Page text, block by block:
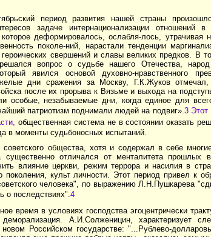
период развития нашей страны
задаче интернационализации
деформировалось, ослабля-лось, утрачивая
поколе-ний, нарастали тенденции
свершений и славы великих предков. В
вопрос о судьбе нашего Отечества,
явился основой духовно-нравственного
дни сражения за Москву, Г.К.Жуков
после их прорыва к Вязьме и выхода на
особые, незабываемые дни, когда единое для
патриотизм поднимали людей на подвиг».3 Этот
общественная система не в состоянии оказать
в моменты судьбоносных испытаний.
советского общества, хотя и содержал в себе
существенно отличался от менталитета прошлых
влияние церкви, режим террора и насилия в
поколения, культ личности. Этот период привел к
человека", по выражению Л.Н.Пушкарева
о последствиях".4
время в условиях господства эгоцентрически
деморализация. А.И.Солженицин, характеризует
новом Российском государстве: "...Рублево-